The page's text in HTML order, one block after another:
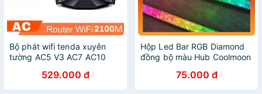
Bộ phát wifi tenda xuyên
tường AC5 V3 AC7 AC10
kích sóng router nối sóng
khuếch đại - vienthonghn
529.000 đ
Hộp Led Bar RGB Diamond
đồng bộ màu Hub Coolmoon
75.000 đ